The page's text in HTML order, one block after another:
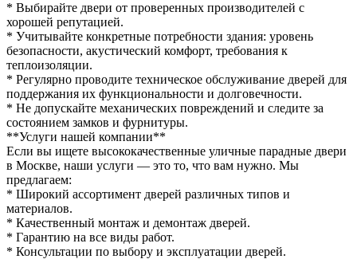
* Выбирайте двери от проверенных производителей с
хорошей репутацией.
* Учитывайте конкретные потребности здания: уровень
безопасности, акустический комфорт, требования к
теплоизоляции.
* Регулярно проводите техническое обслуживание дверей для
поддержания их функциональности и долговечности.
* Не допускайте механических повреждений и следите за
состоянием замков и фурнитуры.
**Услуги нашей компании**
Если вы ищете высококачественные уличные парадные двери
в Москве, наши услуги — это то, что вам нужно. Мы
предлагаем:
* Широкий ассортимент дверей различных типов и
материалов.
* Качественный монтаж и демонтаж дверей.
* Гарантию на все виды работ.
* Консультации по выбору и эксплуатации дверей.